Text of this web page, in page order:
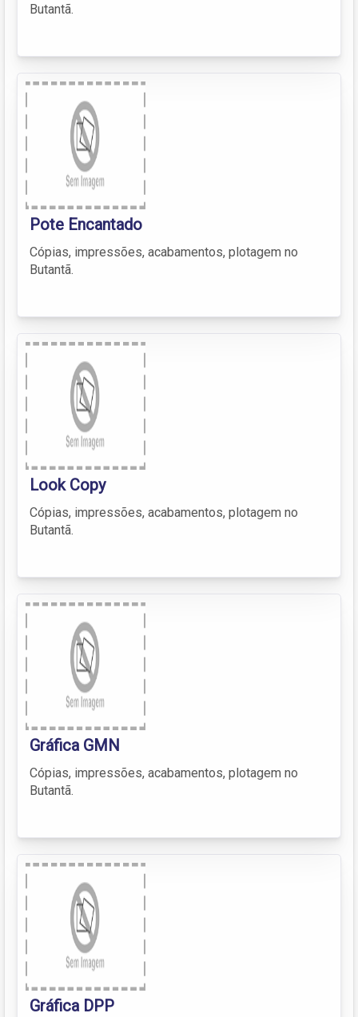
Butantã.
Pote Encantado
Cópias, impressões, acabamentos, plotagem no
Butantã.
Look Copy
Cópias, impressões, acabamentos, plotagem no
Butantã.
Gráfica GMN
Cópias, impressões, acabamentos, plotagem no
Butantã.
Gráfica DPP